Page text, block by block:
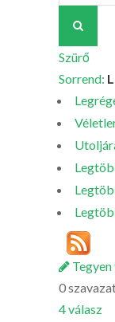
Szürő
Sorrend:
0
4válasz